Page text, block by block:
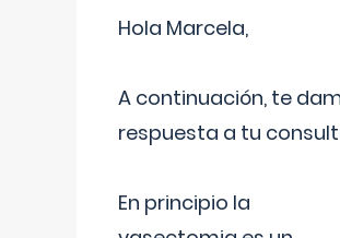
Hola Marcela,
A continuación, te
respuesta a tu
En principio la